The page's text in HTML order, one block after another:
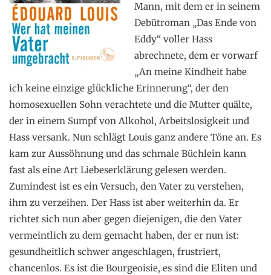
Mann, mit dem er in seinem
Debütroman „Das Ende von
Eddy“ voller Hass
abrechnete, dem er vorwarf
„An meine Kindheit habe
ich keine einzige glückliche Erinnerung“, der den
homosexuellen Sohn verachtete und die Mutter quälte,
der in einem Sumpf von Alkohol, Arbeitslosigkeit und
Hass versank. Nun schlägt Louis ganz andere Töne an. Es
kam zur Aussöhnung und das schmale Büchlein kann
fast als eine Art Liebeserklärung gelesen werden.
Zumindest ist es ein Versuch, den Vater zu verstehen,
ihm zu verzeihen. Der Hass ist aber weiterhin da. Er
richtet sich nun aber gegen diejenigen, die den Vater
vermeintlich zu dem gemacht haben, der er nun ist:
gesundheitlich schwer angeschlagen, frustriert,
chancenlos. Es ist die Bourgeoisie, es sind die Eliten und